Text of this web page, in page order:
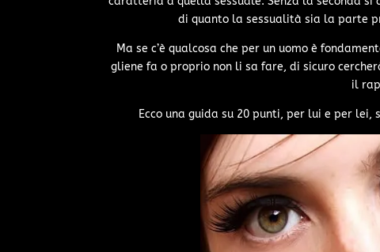
di quanto la sessualità sia la parte
Ma se c’è qualcosa che per un uomo è
gliene fa o proprio non li sa fare, di sicuro
il
Ecco una guida su 20 punti, per lui e per lei,